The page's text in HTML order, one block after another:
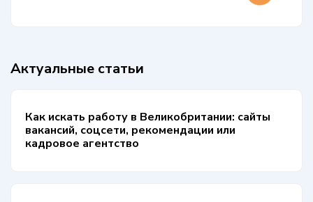
Актуальные статьи
Как искать работу в Великобритании: сайты
вакансий, соцсети, рекомендации или
кадровое агентство